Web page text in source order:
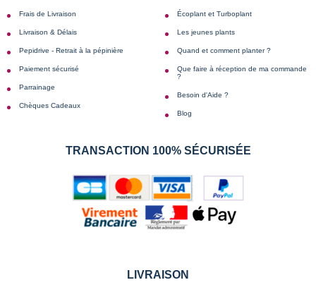
Frais de Livraison
Livraison & Délais
Pepidrive - Retrait à la pépinière
Paiement sécurisé
Parrainage
Chèques Cadeaux
Écoplant et Turboplant
Les jeunes plants
Quand et comment planter ?
Que faire à réception de ma commande
?
Besoin d'Aide ?
Blog
TRANSACTION 100% SÉCURISÉE
LIVRAISON